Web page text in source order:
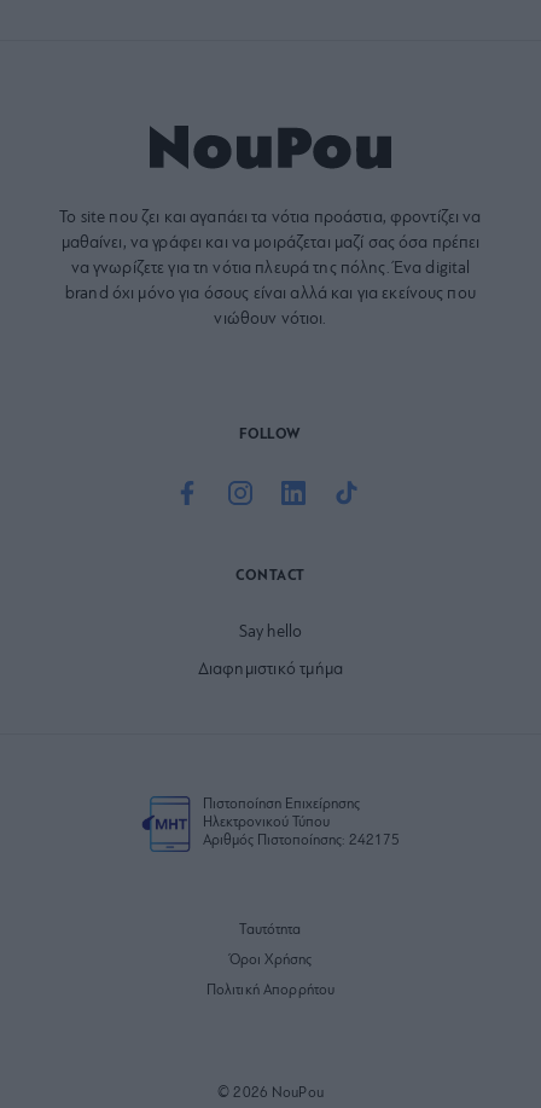
Το site που ζει και αγαπάει τα νότια προάστια, φροντίζει να
μαθαίνει, να γράφει και να μοιράζεται μαζί σας όσα πρέπει
να γνωρίζετε για τη νότια πλευρά της πόλης. Ένα digital
brand όχι μόνο για όσους είναι αλλά και για εκείνους που
νιώθουν νότιοι.
FOLLOW
CONTACT
Say hello
Διαφημιστικό τμήμα
Πιστοποίηση Επιχείρησης
Ηλεκτρονικού Τύπου
Αριθμός Πιστοποίησης: 242175
Ταυτότητα
Όροι Χρήσης
Πολιτική Απορρήτου
© 2026 NouPou